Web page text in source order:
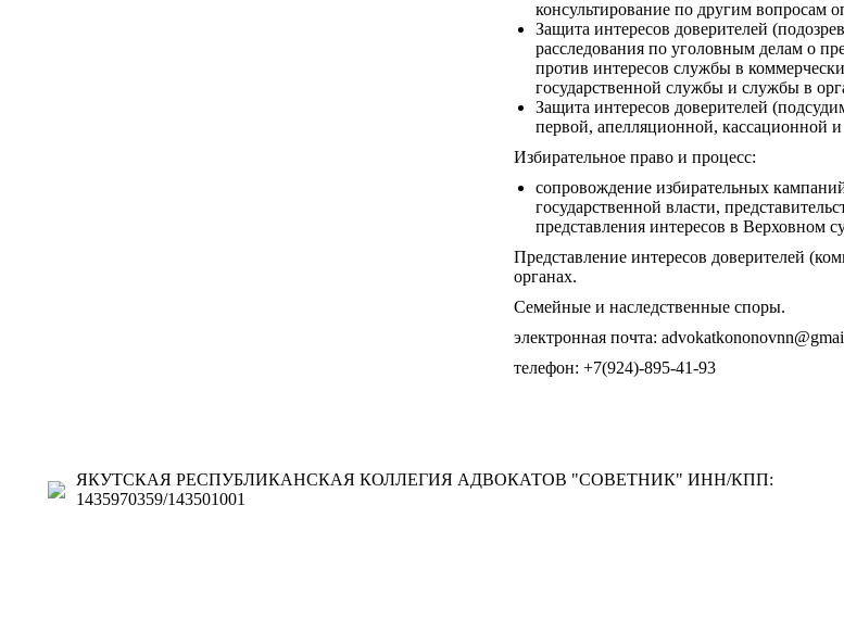
консультирование по другим вопросам
Защита интересов доверителей
расследования по уголовным делам о
против интересов службы в
государственной службы и службы в
Защита интересов доверителей
первой, апелляционной, кассационной
Избирательное право и процесс:
сопровождение избирательных
государственной власти,
представления интересов в Верховном
Представление интересов доверителей
органах.
Семейные и наследственные споры.
электронная почта:
телефон: +7(924)-895-41-93
ЯКУТСКАЯ РЕСПУБЛИКАНСКАЯ КОЛЛЕГИЯ АДВОКАТОВ "СОВЕТНИК" ИНН/КПП:
1435970359/143501001